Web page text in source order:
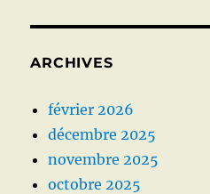
ARCHIVES
février 2026
décembre 2025
novembre 2025
octobre 2025